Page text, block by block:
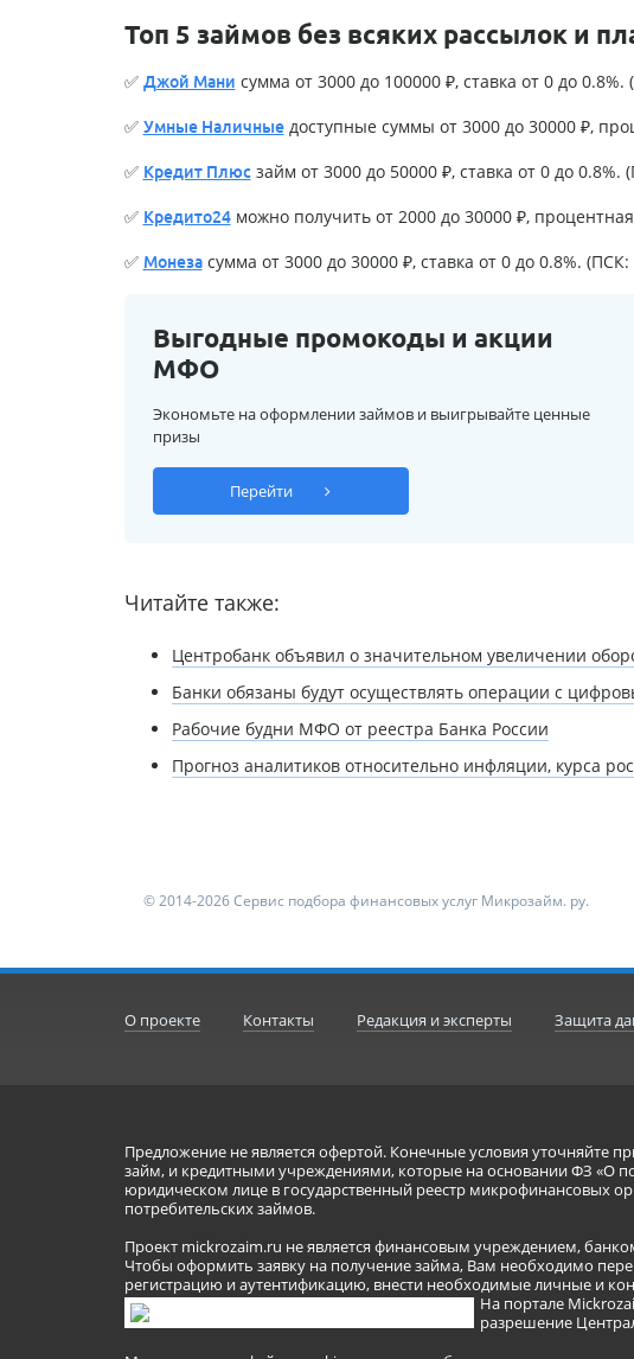
Топ 5 займов без всяких рассылок и
✅ Джой Мани сумма от 3000 до 100000 ₽, ставка от 0 до
✅ Умные Наличныедоступные суммы от 3000 до 30000 ₽,
✅ Кредит Плюсзайм от 3000 до 50000 ₽, ставка от 0 до 0.8%.
✅ Кредито24можно получить от 2000 до 30000 ₽,
✅ Монезасумма от 3000 до 30000 ₽, ставка от 0 до 0.8%. (ПСК:
Выгодные промокоды и акции
МФО
Экономьте на оформлении займов и выигрывайте ценные
призы
Перейти
Читайте также:
Центробанк объявил о значительном увеличении
Банки обязаны будут осуществлять операции с
Рабочие будни МФО от реестра Банка России
Прогноз аналитиков относительно инфляции, курса
© 2014-2026 Сервис подбора финансовых услуг Микрозайм. ру.
О проекте Контакты Редакция и эксперты Защита
Предложение не является офертой. Конечные условия
займ, и кредитными учреждениями, которые на основании ФЗ «О
юридическом лице в государственный реестр микрофинансовых
потребительских займов.
Проект mickrozaim.ru не является финансовым учреждением,
Чтобы оформить заявку на получение займа, Вам необходимо
регистрацию и аутентификацию, внести необходимые личные и
На портале
разрешение